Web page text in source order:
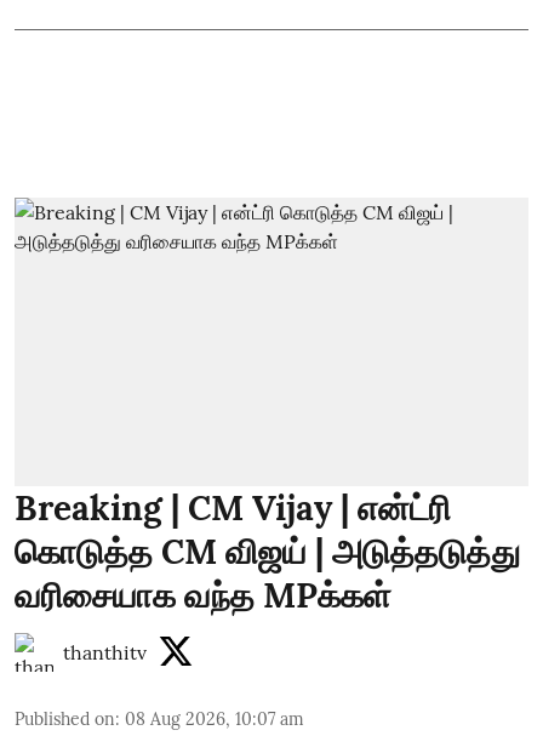
Breaking | CM Vijay | என்ட்ரி
கொடுத்த CM விஜய் | அடுத்தடுத்து
வரிசையாக வந்த MPக்கள்
thanthitv
Published on: 08 Aug 2026, 10:07 am